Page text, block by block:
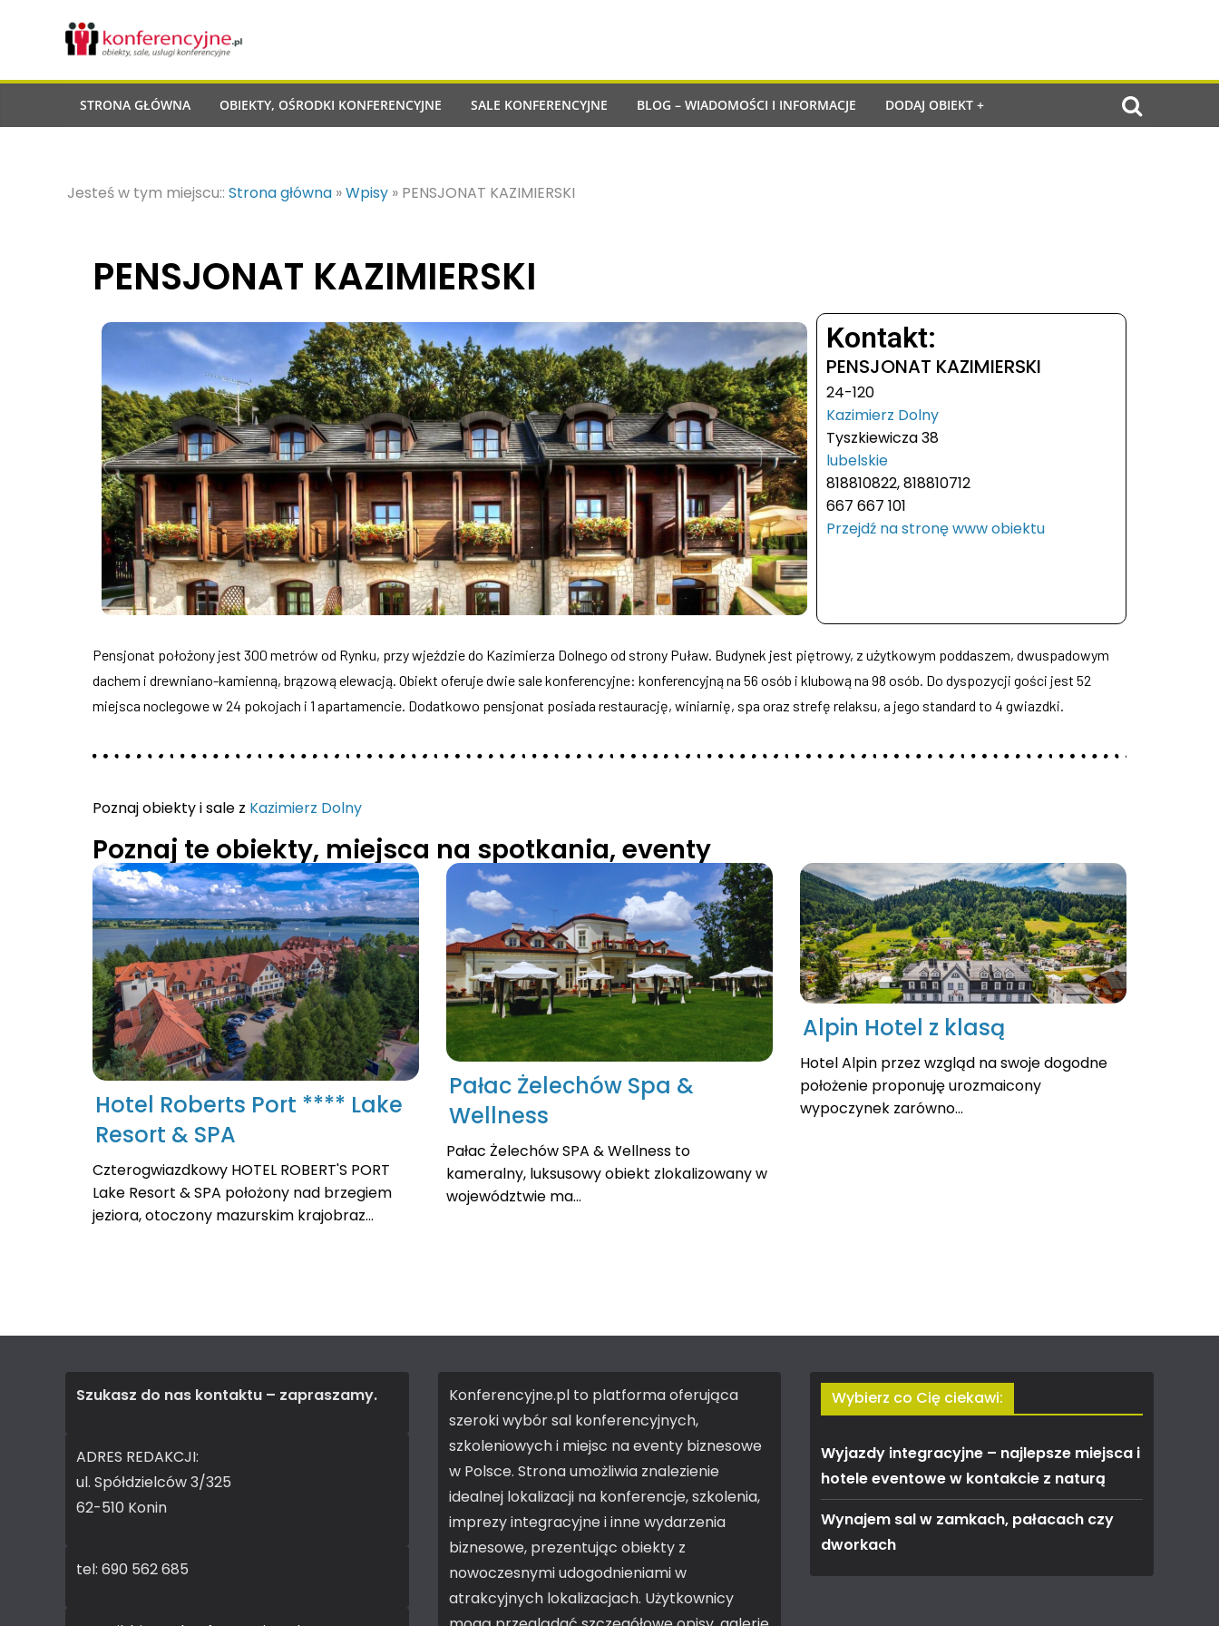
STRONA GŁÓWNA OBIEKTY, OŚRODKI KONFERENCYJNE SALE KONFERENCYJNE BLOG – WIADOMOŚCI I INFORMACJE DODAJ OBIEKT +
Jesteś w tym miejscu:: Strona główna »Wpisy » PENSJONAT KAZIMIERSKI
PENSJONAT KAZIMIERSKI
Kontakt:
PENSJONAT KAZIMIERSKI
24-120
Kazimierz Dolny
Tyszkiewicza 38
lubelskie
818810822, 818810712
667 667 101
Przejdź na stronę www obiektu
Pensjonat położony jest 300 metrów od Rynku, przy wjeździe do Kazimierza Dolnego od strony Puław. Budynek jest piętrowy, z użytkowym poddaszem, dwuspadowym
dachem i drewniano-kamienną, brązową elewacją. Obiekt oferuje dwie sale konferencyjne: konferencyjną na 56 osób i klubową na 98 osób. Do dyspozycji gości jest 52
miejsca noclegowe w 24 pokojach i 1 apartamencie. Dodatkowo pensjonat posiada restaurację, winiarnię, spa oraz strefę relaksu, a jego standard to 4 gwiazdki.
Poznaj obiekty i sale z Kazimierz Dolny
Poznaj te obiekty, miejsca na spotkania, eventy
Hotel Roberts Port **** Lake
Resort & SPA
Czterogwiazdkowy HOTEL ROBERT'S PORT
Lake Resort & SPA położony nad brzegiem
jeziora, otoczony mazurskim krajobraz...
Pałac Żelechów Spa &
Wellness
Pałac Żelechów SPA & Wellness to
kameralny, luksusowy obiekt zlokalizowany w
województwie ma...
Alpin Hotel z klasą
Hotel Alpin przez wzgląd na swoje dogodne
położenie proponuję urozmaicony
wypoczynek zarówno...
Szukasz do nas kontaktu – zapraszamy.
ADRES REDAKCJI:
ul. Spółdzielców 3/325
62-510 Konin
tel: 690 562 685
Konferencyjne.pl to platforma oferująca
szeroki wybór sal konferencyjnych,
szkoleniowych i miejsc na eventy biznesowe
w Polsce. Strona umożliwia znalezienie
idealnej lokalizacji na konferencje, szkolenia,
imprezy integracyjne i inne wydarzenia
biznesowe, prezentując obiekty z
nowoczesnymi udogodnieniami w
atrakcyjnych lokalizacjach. Użytkownicy
Wybierz co Cię ciekawi:
Wyjazdy integracyjne – najlepsze miejsca i
hotele eventowe w kontakcie z naturą
Wynajem sal w zamkach, pałacach czy
dworkach